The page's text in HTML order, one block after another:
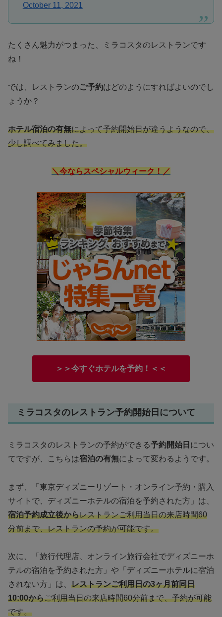
October 11, 2021
たくさん魅力がつまった、ミラコスタのレストランです
ね！
では、レストランのご予約はどのようにすればよいのでし
ょうか？
ホテル宿泊の有無によって予約開始日が違うようなので、
少し調べてみました。
＼今ならスペシャルウィーク！／
＞＞今すぐホテルを予約！＜＜
ミラコスタのレストラン予約開始日について
ミラコスタのレストランの予約ができる予約開始日 につい
てですが、こちらは宿泊の有無によって変わるようです。
まず、「東京ディズニーリゾート・オンライン予約・購入
サイトで、ディズニーホテルの宿泊を予約された方」は、
宿泊予約成立後からレストランご利用当日の来店時間60
分前まで、レストランの予約が可能です。
次に、「旅行代理店、オンライン旅行会社でディズニーホ
テルの宿泊を予約された方」や「ディズニーホテルに宿泊
されない方」は、 レストランご利用日の3ヶ月前同日
10:00からご利用当日の来店時間60分前まで、予約が可能
です。